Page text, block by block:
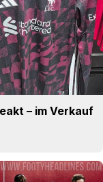
– im Verkauf